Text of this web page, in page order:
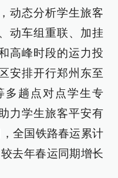
动态分析学生旅客
动车组重联、加挂
高峰时段的运力投
安排开行郑州东至
多趟点对点学生专
力学生旅客平安有
全国铁路春运累计
去年春运同期增长